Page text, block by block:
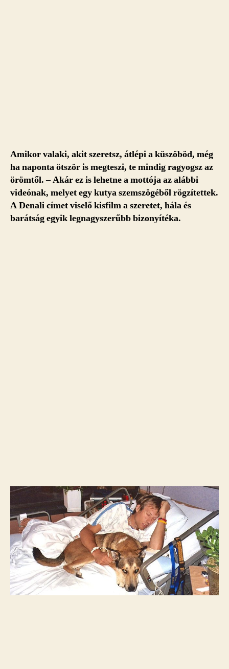
Amikor valaki, akit szeretsz, átlépi a küszöböd, még
ha naponta ötször is megteszi, te mindig ragyogsz az
örömtől. – Akár ez is lehetne a mottója az alábbi
videónak, melyet egy kutya szemszögéből rögzítettek.
A Denali címet viselő kisfilm a szeretet, hála és
barátság egyik legnagyszerűbb bizonyítéka.